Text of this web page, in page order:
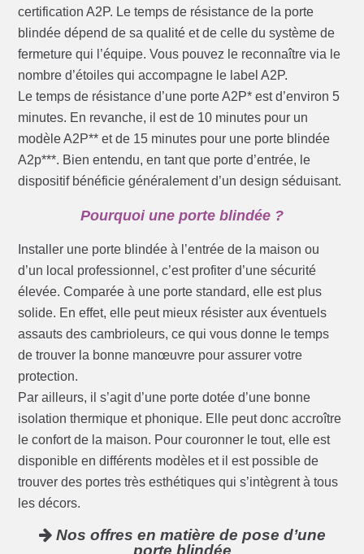
certification A2P. Le temps de résistance de la porte
blindée dépend de sa qualité et de celle du système de
fermeture qui l’équipe. Vous pouvez le reconnaître via le
nombre d’étoiles qui accompagne le label A2P.
Le temps de résistance d’une porte A2P* est d’environ 5
minutes. En revanche, il est de 10 minutes pour un
modèle A2P** et de 15 minutes pour une porte blindée
A2p***. Bien entendu, en tant que porte d’entrée, le
dispositif bénéficie généralement d’un design séduisant.
Pourquoi une porte blindée ?
Installer une porte blindée à l’entrée de la maison ou
d’un local professionnel, c’est profiter d’une sécurité
élevée. Comparée à une porte standard, elle est plus
solide. En effet, elle peut mieux résister aux éventuels
assauts des cambrioleurs, ce qui vous donne le temps
de trouver la bonne manœuvre pour assurer votre
protection.
Par ailleurs, il s’agit d’une porte dotée d’une bonne
isolation thermique et phonique. Elle peut donc accroître
le confort de la maison. Pour couronner le tout, elle est
disponible en différents modèles et il est possible de
trouver des portes très esthétiques qui s’intègrent à tous
les décors.
Nos offres en matière de pose d’une